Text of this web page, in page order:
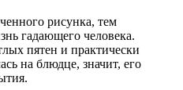
рисунка, тем
гадающего человека.
пятен и практически
на блюдце, значит, его